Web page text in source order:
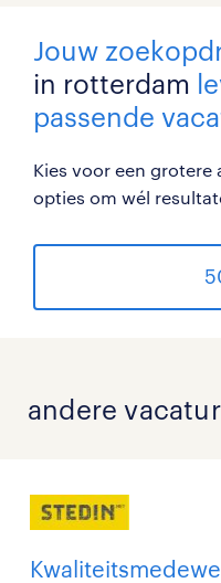
Jouw
in rotterdam
passende
Kies voor een
opties om wél
andere